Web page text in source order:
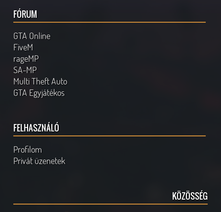
FÓRUM
GTA Online
FiveM
rageMP
SA-MP
Multi Theft Auto
GTA Egyjátékos
FELHASZNÁLÓ
Profilom
Privát üzenetek
KÖZÖSSÉG